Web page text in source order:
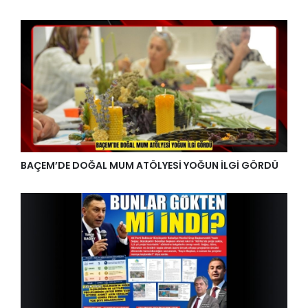
BAÇEM’DE DOĞAL MUM ATÖLYESİ YOĞUN İLGİ GÖRDÜ